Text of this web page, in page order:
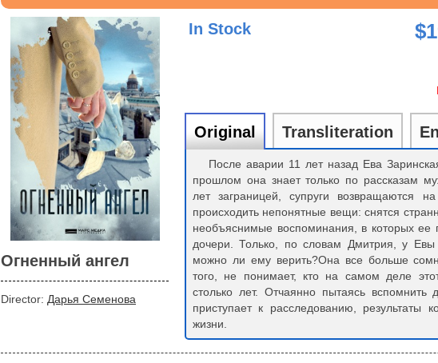
Огненный ангел
Director: Дарья Семенова
In Stock
Original Transliteration
После аварии 11 лет назад Ева
прошлом она знает только по рассказам
лет заграницей, супруги возвращаются
происходить непонятные вещи: снятся
необъяснимые воспоминания, в которых ее
дочери. Только, по словам Дмитрия, у
можно ли ему верить?Она все больше
того, не понимает, кто на самом деле
столько лет. Отчаянно пытаясь вспомнить
приступает к расследованию, результаты
жизни.